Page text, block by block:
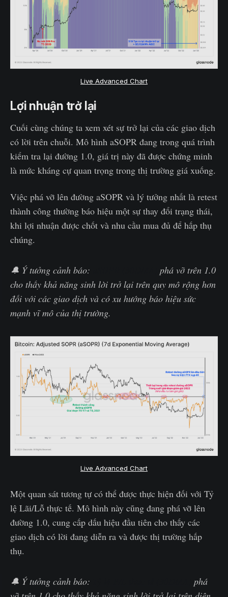
Live Advanced Chart
Lợi nhuận trở lại
Cuối cùng chúng ta xem xét sự trở lại của các giao dịch
có lời trên chuỗi. Mô hình aSOPR đang trong quá trình
kiểm tra lại đường 1.0, giá trị này đã được chứng minh
là mức kháng cự quan trọng trong thị trường giá xuống.
Việc phá vỡ lên đường aSOPR và lý tưởng nhất là retest
thành công thường báo hiệu một sự thay đổi trạng thái,
khi lợi nhuận được chốt và nhu cầu mua đủ để hấp thụ
chúng.
🔔 Ý tưởng cảnh báo:
phá vỡ trên 1.0
cho thấy khả năng sinh lời trở lại trên quy mô rộng hơn
đối với các giao dịch và có xu hướng báo hiệu sức
mạnh vĩ mô của thị trường.
Live Advanced Chart
Một quan sát tương tự có thể được thực hiện đối với Tỷ
lệ Lãi/Lỗ thực tế. Mô hình này cũng đang phá vỡ lên
đường 1.0, cung cấp dấu hiệu đầu tiên cho thấy các
giao dịch có lời đang diễn ra và được thị trường hấp
thụ.
🔔 Ý tưởng cảnh báo:
phá